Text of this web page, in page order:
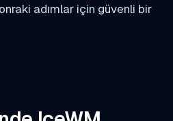
adımlar için güvenli bir